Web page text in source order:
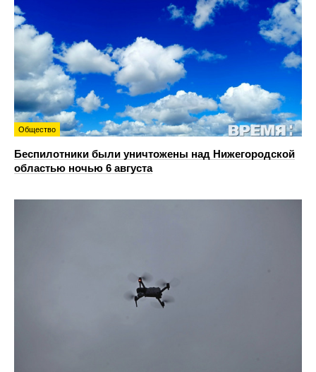
Общество
Беспилотники были уничтожены над Нижегородской
областью ночью 6 августа